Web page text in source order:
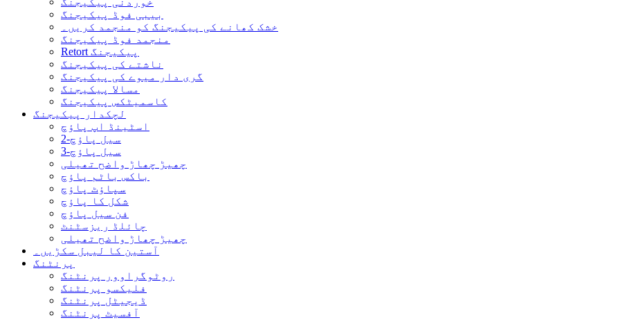
بیبی فوڈ پیکیجنگ
خشک کھانے کی پیکیجنگ کو منجمد کریں۔
منجمد فوڈ پیکیجنگ
Retort پیکیجنگ
ناشتے کی پیکیجنگ
گری دار میوے کی پیکیجنگ
مسالا پیکیجنگ
کاسمیٹکس پیکیجنگ
لچکدار پیکیجنگ
اسٹینڈ اپ پاؤچ
2-سیل پاؤچ
3-سیل پاؤچ
چھیڑ چھاڑ واضح تھیلی
باکس باٹم پاؤچ
سپاؤٹ پاؤچ
شکل کا پاؤچ
فن سیل پاؤچ
چائلڈ ریزسٹنٹ
چھیڑ چھاڑ واضح تھیلی
آستین کا لیبل سکڑیں۔
پرنٹنگ
روٹوگراوور پرنٹنگ
فلیکسو پرنٹنگ
ڈیجیٹل پرنٹنگ
آفسیٹ پرنٹنگ